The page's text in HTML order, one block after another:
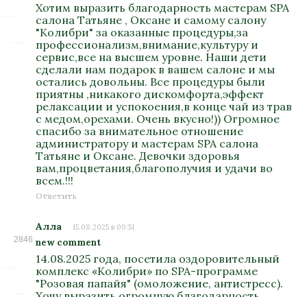
Хотим выразить благодарность мастерам SPA
салона Татьяне , Оксане и самому салону
"Колибри" за оказанные процедуры,за
профессионализм,внимание,культуру и
сервис,все на высшем уровне. Наши дети
сделали нам подарок в вашем салоне и мы
остались довольны. Все процедуры были
приятны ,никакого дискомфорта,эффект
релаксации и успокоения,в конце чай из трав
с медом,орехами. Очень вкусно!)) Огромное
спасибо за внимательное отношение
администратору и мастерам SPA салона
Татьяне и Оксане. Девочки здоровья
вам,процветания,благополучия и удачи во
всем.!!!
Ответить
2846
Алла 15.08.2025 в 09:51
new comment
14.08.2025 года, посетила оздоровительный
комплекс «Колибри» по SPA-программе
"Розовая папайя" (омоложение, антистресс).